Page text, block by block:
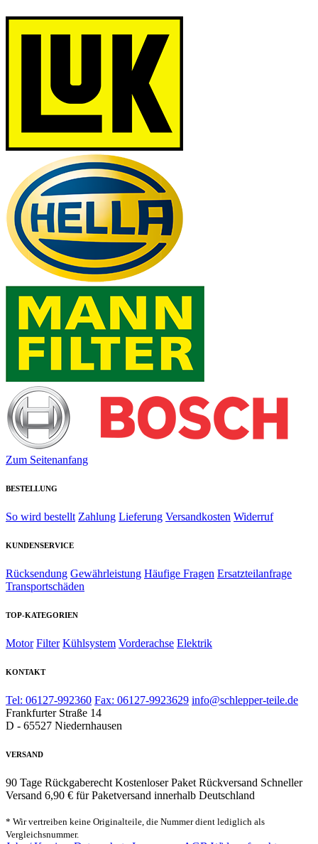
Zum Seitenanfang
BESTELLUNG
So wird bestellt Zahlung Lieferung Versandkosten Widerruf
KUNDENSERVICE
Rücksendung Gewährleistung Häufige Fragen Ersatzteilanfrage
Transportschäden
TOP-KATEGORIEN
Motor Filter Kühlsystem Vorderachse Elektrik
KONTAKT
Tel: 06127-992360 Fax: 06127-9923629 info@schlepper-teile.de
Frankfurter Straße 14
D - 65527 Niedernhausen
VERSAND
90 Tage Rückgaberecht Kostenloser Paket Rückversand Schneller
Versand 6,90 € für Paketversand innerhalb Deutschland
* Wir vertreiben keine Originalteile, die Nummer dient lediglich als
Vergleichsnummer.